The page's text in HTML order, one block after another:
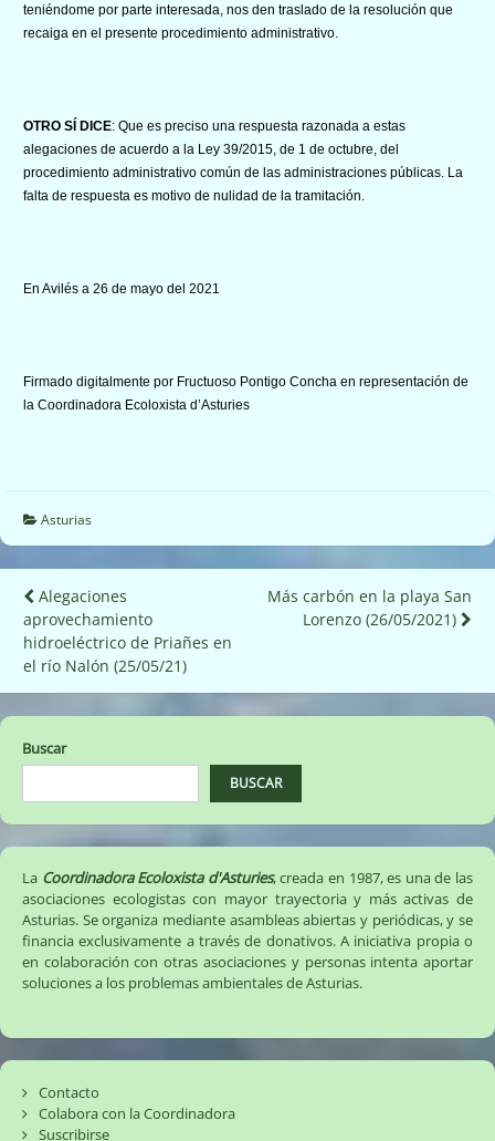
teniéndome por parte interesada, nos den traslado de la resolución que
recaiga en el presente procedimiento administrativo.
OTRO SÍ DICE: Que es preciso una respuesta razonada a estas
alegaciones de acuerdo a la Ley 39/2015, de 1 de octubre, del
procedimiento administrativo común de las administraciones públicas. La
falta de respuesta es motivo de nulidad de la tramitación.
En Avilés a 26 de mayo del 2021
Firmado digitalmente por Fructuoso Pontigo Concha en representación de
la Coordinadora Ecoloxista d’Asturies
Asturias
Navegación
de
entradas
Alegaciones
aprovechamiento
hidroeléctrico de Priañes en
el río Nalón (25/05/21)
Más carbón en la playa San
Lorenzo (26/05/2021)
Buscar
BUSCAR
La Coordinadora Ecoloxista d'Asturies, creada en 1987, es una de las
asociaciones ecologistas con mayor trayectoria y más activas de
Asturias. Se organiza mediante asambleas abiertas y periódicas, y se
financia exclusivamente a través de donativos. A iniciativa propia o
en colaboración con otras asociaciones y personas intenta aportar
soluciones a los problemas ambientales de Asturias.
Contacto
Colabora con la Coordinadora
Suscribirse